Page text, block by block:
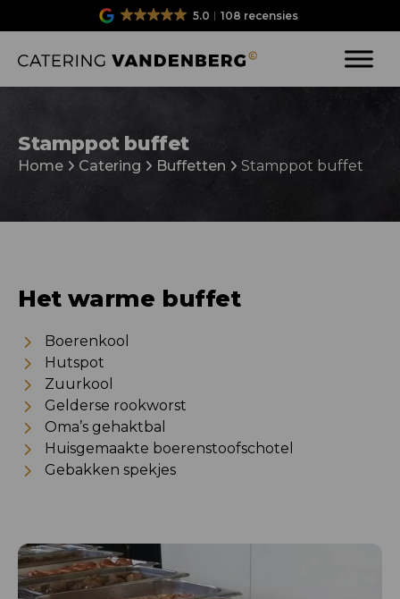
5.0 108 recensies
Stamppot buffet
Home Catering Buffetten Stamppot buffet
Het warme buffet
Boerenkool
Hutspot
Zuurkool
Gelderse rookworst
Oma’s gehaktbal
Huisgemaakte boerenstoofschotel
Gebakken spekjes